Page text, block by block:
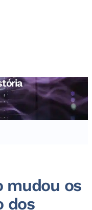
mudou os
dos